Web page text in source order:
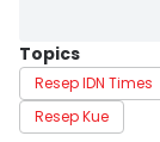
Topics
Resep IDN Times
Resep Kue